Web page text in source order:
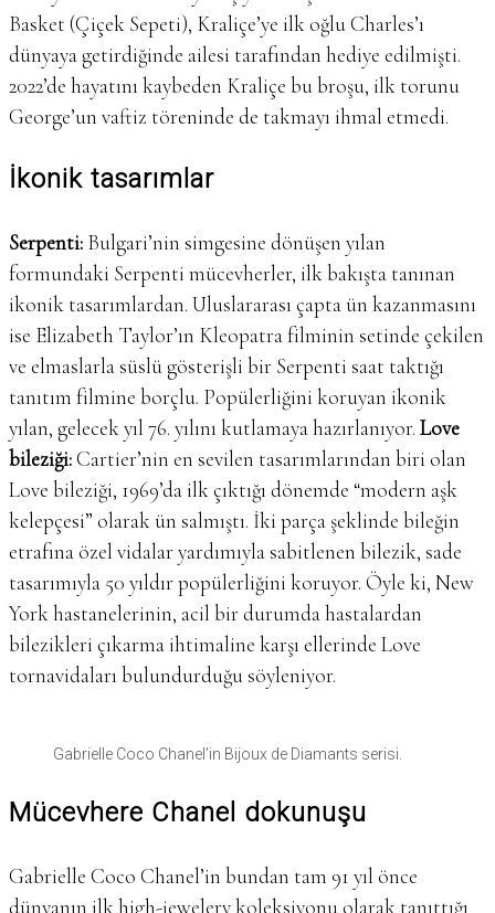
Basket (Çiçek Sepeti), Kraliçe’ye ilk oğlu Charles’ı
dünyaya getirdiğinde ailesi tarafından hediye edilmişti.
2022’de hayatını kaybeden Kraliçe bu broşu, ilk torunu
George’un vaftiz töreninde de takmayı ihmal etmedi.
İkonik tasarımlar
Serpenti: Bulgari’nin simgesine dönüşen yılan
formundaki Serpenti mücevherler, ilk bakışta tanınan
ikonik tasarımlardan. Uluslararası çapta ün kazanmasını
ise Elizabeth Taylor’ın Kleopatra filminin setinde çekilen
ve elmaslarla süslü gösterişli bir Serpenti saat taktığı
tanıtım filmine borçlu. Popülerliğini koruyan ikonik
yılan, gelecek yıl 76. yılını kutlamaya hazırlanıyor. Love
bileziği:Cartier’nin en sevilen tasarımlarından biri olan
Love bileziği, 1969’da ilk çıktığı dönemde “modern aşk
kelepçesi” olarak ün salmıştı. İki parça şeklinde bileğin
etrafına özel vidalar yardımıyla sabitlenen bilezik, sade
tasarımıyla 50 yıldır popülerliğini koruyor. Öyle ki, New
York hastanelerinin, acil bir durumda hastalardan
bilezikleri çıkarma ihtimaline karşı ellerinde Love
tornavidaları bulundurduğu söyleniyor.
Gabrielle Coco Chanel’in Bijoux de Diamants serisi.
Mücevhere Chanel dokunuşu
Gabrielle Coco Chanel’in bundan tam 91 yıl önce
dünyanın ilk high-jewelery koleksiyonu olarak tanıttığı